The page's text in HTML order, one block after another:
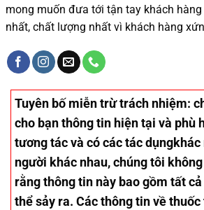
mong muốn đưa tới tận tay khách
nhất, chất lượng nhất vì khách hàng
Tuyên bố miễn trừ trách nhiệm:
cho bạn thông tin hiện tại và phù
tương tác và có các tác dụngkhác
người khác nhau, chúng tôi
rằng thông tin này bao gồm tất
thể sảy ra. Các thông tin về